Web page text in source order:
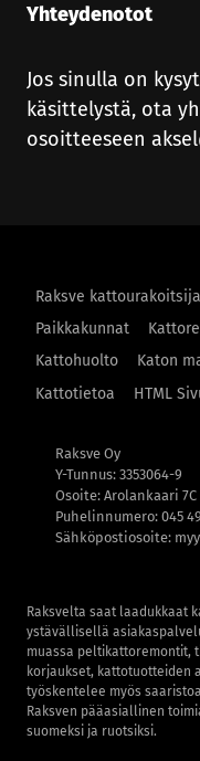
Yhteydenotot
Jos sinulla on
käsittelystä, ota
osoitteeseen
Raksve kattourakoitsija
Paikkakunnat
Kattohuolto
Katon
Kattotietoa
HTML
Raksve Oy
Y-Tunnus: 3353064-9
Osoite: Arolankaari 7C
Puhelinnumero: 045
Sähköpostiosoite:
Raksvelta saat laadukkaat
ystävällisellä
muassa peltikattoremontit,
korjaukset, kattotuotteiden
työskentelee myös
Raksven pääasiallinen
suomeksi ja ruotsiksi.